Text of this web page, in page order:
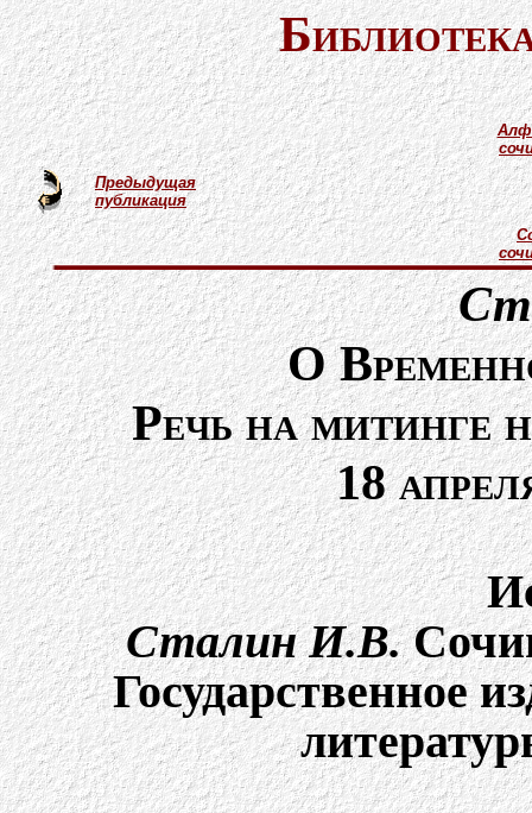
Предыдущая
публикация
О
Речь на митинге
18
Сталин И.В.
Государственное